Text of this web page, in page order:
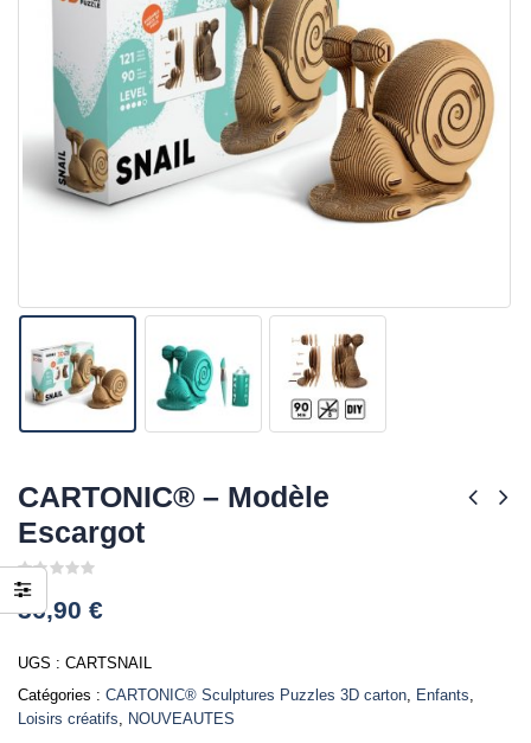
CARTONIC® – Modèle
Escargot
0
of
36,90 €
UGS : CARTSNAIL
Catégories : CARTONIC® Sculptures Puzzles 3D carton Enfants
Loisirs créatifs
NOUVEAUTES